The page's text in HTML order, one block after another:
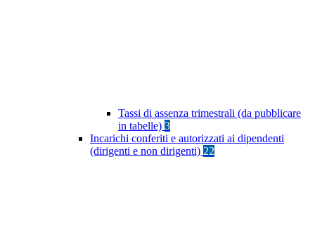
Tassi di assenza trimestrali (da pubblicare
in tabelle) 3
Incarichi conferiti e autorizzati ai dipendenti
(dirigenti e non dirigenti) 22